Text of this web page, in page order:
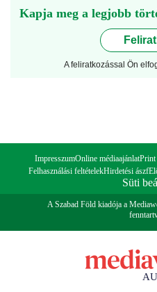
Kapja meg a legjobb
A feliratkozással Ön
ImpresszumOnline médiaajánlatPrint
Felhasználási feltételekHirdetési ászf
Süti
A Szabad Föld kiadója a